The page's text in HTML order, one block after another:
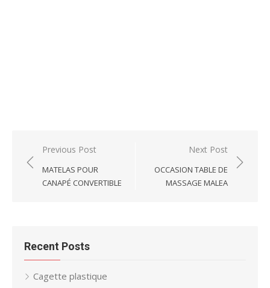
Post
navigation
Previous Post
MATELAS POUR
CANAPÉ CONVERTIBLE
Next Post
OCCASION TABLE DE
MASSAGE MALEA
Recent Posts
Cagette plastique